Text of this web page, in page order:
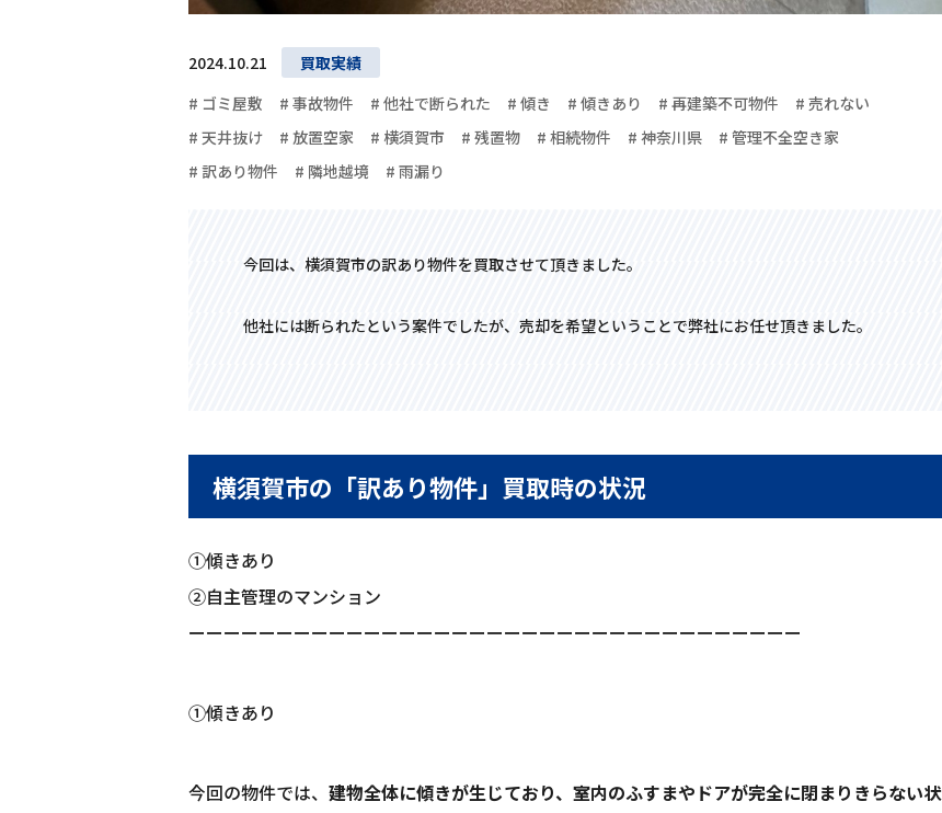
2024.10.21
買取実績
# ゴミ屋敷
# 事故物件 # 他社で断られた # 傾き # 傾きあり # 再建築不可物件
# 売れない
# 天井抜け
# 放置空家 # 横須賀市 # 残置物 # 相続物件 # 神奈川県
# 管理不全空き家
# 訳あり物件
# 隣地越境 # 雨漏り
今回は、横須賀市の訳あり物件を買取させて頂きました。
他社には断られたという案件でしたが、売却を希望ということで弊社にお任せ頂きました。
横須賀市の「訳あり物件」買取時の状況
①傾きあり
②自主管理のマンション
ーーーーーーーーーーーーーーーーーーーーーーーーーーーーーーーーーーー
①傾きあり
今回の物件では、 建物全体に傾きが生じており、室内のふすまやドアが完全に閉まりきらない状